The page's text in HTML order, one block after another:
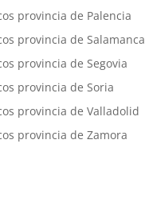
provincia de Palencia
provincia de Salamanca
provincia de Segovia
provincia de Soria
provincia de Valladolid
provincia de Zamora